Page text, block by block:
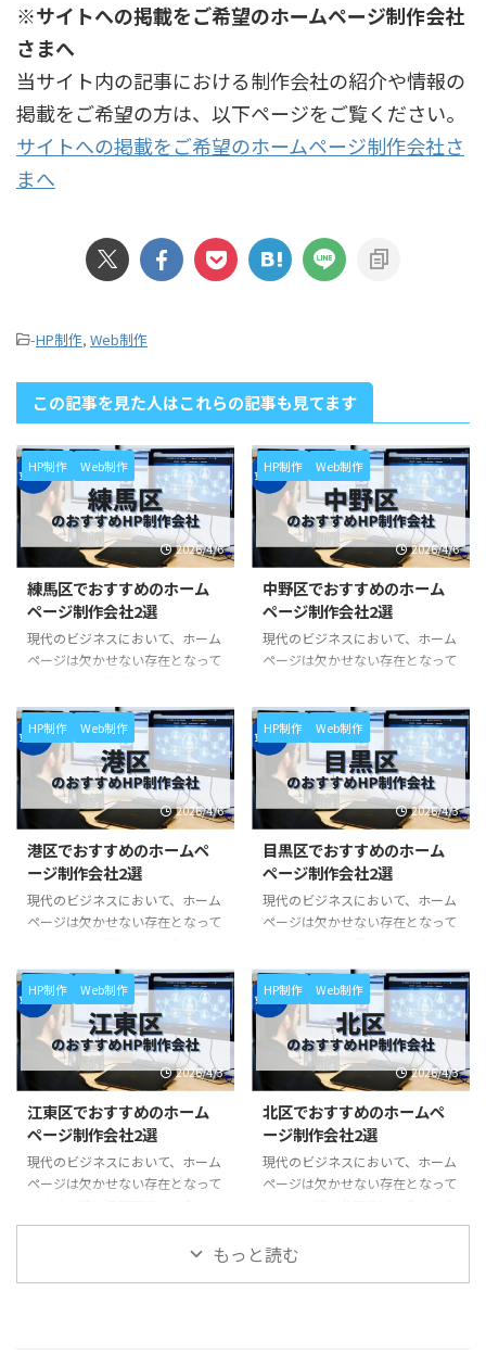
※サイトへの掲載をご希望のホームページ制作会社
さまへ
当サイト内の記事における制作会社の紹介や情報の
掲載をご希望の方は、以下ページをご覧ください。
サイトへの掲載をご希望のホームページ制作会社さ
まへ
-HP制作, Web制作
この記事を見た人はこれらの記事も見てます
HP制作 Web制作
2026/4/6
練馬区でおすすめのホーム
ページ制作会社2選
現代のビジネスにおいて、ホーム
ページは欠かせない存在となって
企業が効果の高い集客を狙って、
その地域特性に合わせたホームペ
ージ制作を行っていることもご存
知でしょう。 多くのホームペー
ジ制作会社が存在する中で、自分
のビジネスに最適な会社を選ぶの
は簡単ではありません。 この記
事では、練馬区でホームページ制
作を依頼する際におすすめの会社
を紹介します。 ホームページ制
作の費用や相場感、選ぶポイント
練馬区でホームページ制作会社を
選 ...
HP制作 Web制作
2026/4/6
中野区でおすすめのホーム
ページ制作会社2選
現代のビジネスにおいて、ホーム
ページは欠かせない存在となって
企業が効果の高い集客を狙って、
その地域特性に合わせたホームペ
ージ制作を行っていることもご存
知でしょう。 多くのホームペー
ジ制作会社が存在する中で、自分
のビジネスに最適な会社を選ぶの
は簡単ではありません。 この記
事では、中野区でホームページ制
作を依頼する際におすすめの会社
を紹介します。 ホームページ制
作の費用や相場感、選ぶポイント
中野区でホームページ制作会社を
選 ...
HP制作 Web制作
2026/4/6
港区でおすすめのホームペ
ージ制作会社2選
現代のビジネスにおいて、ホーム
ページは欠かせない存在となって
業が効果の高い集客を狙って、そ
の地域特性に合わせたホームペー
ジ制作を行っていることもご存知
でしょう。 多くのホームページ
制作会社が存在する中で、自分の
ビジネスに最適な会社を選ぶのは
簡単ではありません。 この記事
では、港区でホームページ制作を
依頼する際におすすめの会社を紹
介します。 ホームページ制作の
費用や相場感、選ぶポイントにつ
ひ参考にしてください。 なお、
港区内には多くの制作会社が点在
HP制作 Web制作
2026/4/3
目黒区でおすすめのホーム
ページ制作会社2選
現代のビジネスにおいて、ホーム
ページは欠かせない存在となって
企業が効果の高い集客を狙って、
その地域特性に合わせたホームペ
ージ制作を行っていることもご存
知でしょう。 多くのホームペー
ジ制作会社が存在する中で、自分
のビジネスに最適な会社を選ぶの
は簡単ではありません。 この記
事では、目黒区でホームページ制
作を依頼する際におすすめの会社
を紹介します。 ホームページ制
作の費用や相場感、選ぶポイント
で、ぜひ参考にしてください。
なお、目黒区内には多くの制作会
社 ...
HP制作 Web制作
2026/4/3
江東区でおすすめのホーム
ページ制作会社2選
現代のビジネスにおいて、ホーム
ページは欠かせない存在となって
企業が効果の高い集客を狙って、
その地域特性に合わせたホームペ
HP制作 Web制作
2026/4/3
北区でおすすめのホームペ
ージ制作会社2選
現代のビジネスにおいて、ホーム
ページは欠かせない存在となって
業が効果の高い集客を狙って、そ
の地域特性に合わせたホームペー
もっと読む